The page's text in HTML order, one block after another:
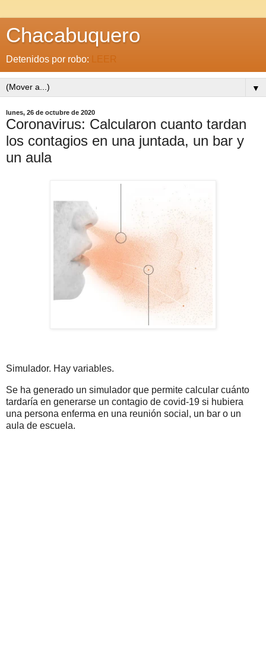
Chacabuquero
Detenidos por robo: LEER
▼
lunes, 26 de octubre de 2020
Coronavirus: Calcularon cuanto tardan
los contagios en una juntada, un bar y
un aula
Simulador. Hay variables.
Se ha generado un simulador que permite calcular cuánto
tardaría en generarse un contagio de covid-19 si hubiera
una persona enferma en una reunión social, un bar o un
aula de escuela.